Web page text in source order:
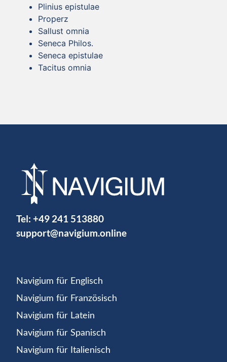
Plinius epistulae
Properz
Sallust omnia
Seneca Philos.
Seneca epistulae
Tacitus omnia
Tel: +49 241 513880
support@navigium.online
Navigium für Englisch
Navigium für Französisch
Navigium für Latein
Navigium für Spanisch
Navigium für Italienisch